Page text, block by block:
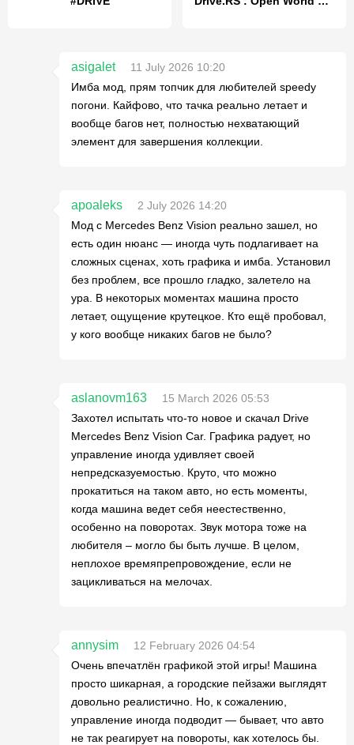
asigalet
11 July 2026 10:20
Имба мод, прям топчик для любителей speedy
погони. Кайфово, что тачка реально летает и
вообще багов нет, полностью нехватающий
элемент для завершения коллекции.
apoaleks
2 July 2026 14:20
Мод с Mercedes Benz Vision реально зашел, но
есть один нюанс — иногда чуть подлагивает на
сложных сценах, хоть графика и имба. Установил
без проблем, все прошло гладко, залетело на
ура. В некоторых моментах машина просто
летает, ощущение крутецкое. Кто ещё пробовал,
у кого вообще никаких багов не было?
aslanovm163
15 March 2026 05:53
Захотел испытать что-то новое и скачал Drive
Mercedes Benz Vision Car. Графика радует, но
управление иногда удивляет своей
непредсказуемостью. Круто, что можно
прокатиться на таком авто, но есть моменты,
когда машина ведет себя неестественно,
особенно на поворотах. Звук мотора тоже на
любителя – могло бы быть лучше. В целом,
неплохое времяпрепровождение, если не
зацикливаться на мелочах.
annysim
12 February 2026 04:54
Очень впечатлён графикой этой игры! Машина
просто шикарная, а городские пейзажи выглядят
довольно реалистично. Но, к сожалению,
управление иногда подводит — бывает, что авто
не так реагирует на повороты, как хотелось бы.